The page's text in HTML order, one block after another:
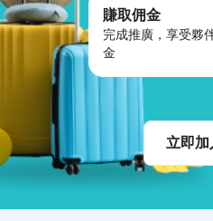
賺取佣金
完成推廣，享受夥
金
立即加